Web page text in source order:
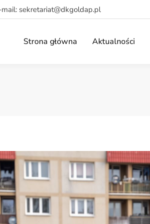
sekretariat@dkgoldap.pl
Strona główna Aktualności